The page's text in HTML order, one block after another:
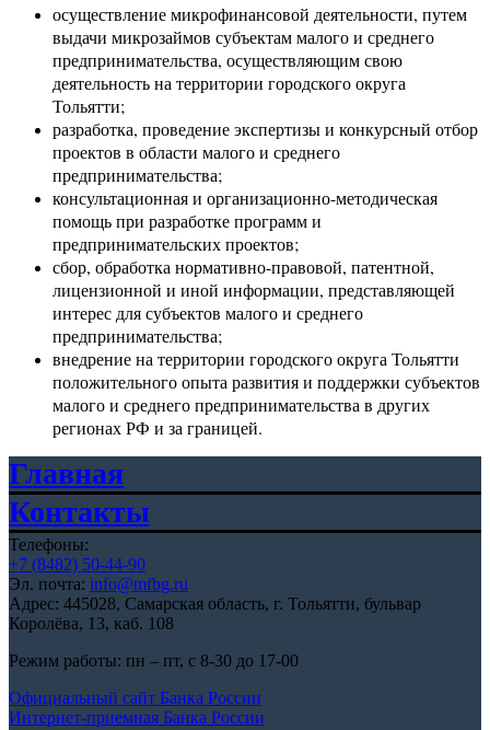
осуществление микрофинансовой деятельности, путем
выдачи микрозаймов субъектам малого и среднего
предпринимательства, осуществляющим свою
деятельность на территории городского округа
Тольятти;
разработка, проведение экспертизы и конкурсный отбор
проектов в области малого и среднего
предпринимательства;
консультационная и организационно-методическая
помощь при разработке программ и
предпринимательских проектов;
сбор, обработка нормативно-правовой, патентной,
лицензионной и иной информации, представляющей
интерес для субъектов малого и среднего
предпринимательства;
внедрение на территории городского округа Тольятти
положительного опыта развития и поддержки субъектов
малого и среднего предпринимательства в других
регионах РФ и за границей.
Главная
Контакты
Телефоны:
+7 (8482) 50-44-90
Эл. почта: info@mfbg.ru
Адрес: 445028, Самарская область, г. Тольятти, бульвар
Королёва, 13, каб. 108
Режим работы: пн – пт, с 8-30 до 17-00
Официальный сайт Банка России
Интернет-приемная Банка России